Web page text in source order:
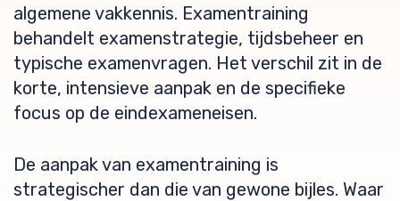
algemene vakkennis. Examentraining
behandelt examenstrategie, tijdsbeheer en
typische examenvragen. Het verschil zit in de
korte, intensieve aanpak en de specifieke
focus op de eindexameneisen.
De aanpak van examentraining is
strategischer dan die van gewone bijles. Waar